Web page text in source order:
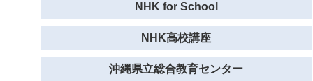
NHK for School
NHK高校講座
沖縄県立総合教育センター